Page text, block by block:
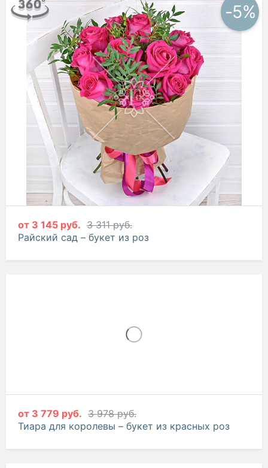
-5%
от 3 145 руб. 3 311 руб.
Райский сад – букет из роз
от 3 779 руб. 3 978 руб.
Тиара для королевы – букет из красных роз